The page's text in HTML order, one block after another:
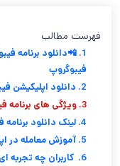
فهرست مطالب
1. 📲دانلود برنامه
فیبوگروپ
2. دانلود اپلیکیشن فیبوگروپ
3. ویژگی های برنامه فیبوگروپ
4. لینک دانلود برنامه فیبوگروپ برای موبایل
5. آموزش معامله در اپلیکیشن فیبوگروپ
6. کاربران چه تجربه ای از برنامه فیبوگروپ دارند؟!